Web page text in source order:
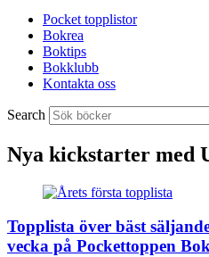
Pocket topplistor
Bokrea
Boktips
Bokklubb
Kontakta oss
Search
Nya kickstarter med
Topplista över bäst
vecka på Pockettoppen